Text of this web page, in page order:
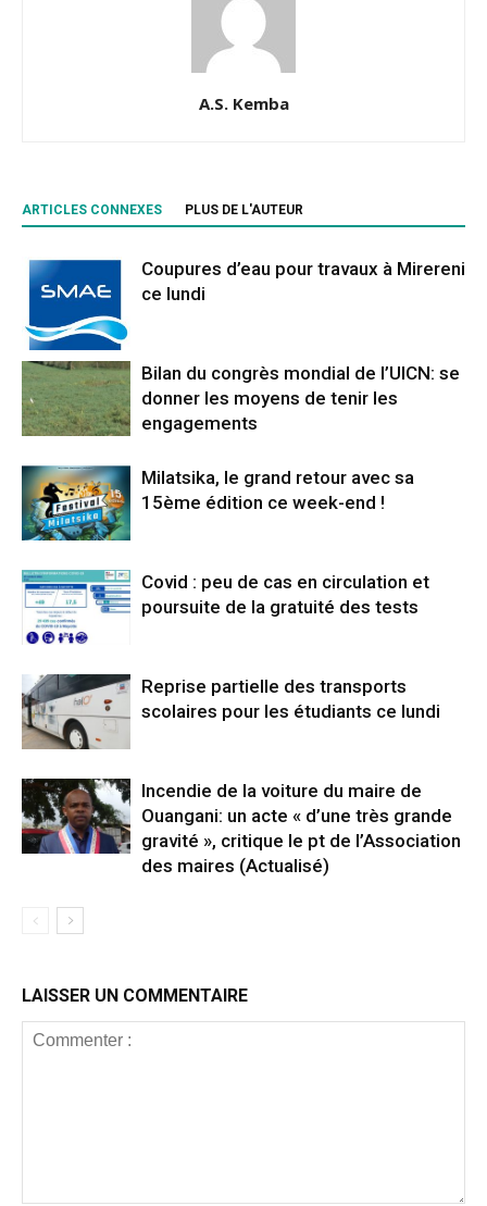
A.S. Kemba
ARTICLES CONNEXES PLUS DE L'AUTEUR
Coupures d’eau pour travaux à Mirereni
ce lundi
Bilan du congrès mondial de l’UICN: se
donner les moyens de tenir les
engagements
Milatsika, le grand retour avec sa
15ème édition ce week-end !
Covid : peu de cas en circulation et
poursuite de la gratuité des tests
Reprise partielle des transports
scolaires pour les étudiants ce lundi
Incendie de la voiture du maire de
Ouangani: un acte « d’une très grande
gravité », critique le pt de l’Association
des maires (Actualisé)
LAISSER UN COMMENTAIRE